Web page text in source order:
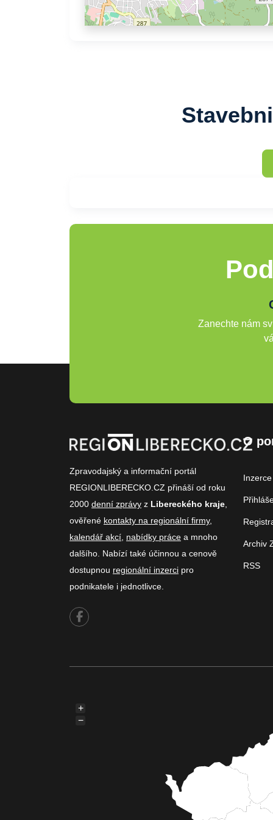
Zanechte nám
Zpravodajský a informační portál
REGIONLIBERECKO.CZ přináší od roku
2000 denní zprávy z Libereckého kraje
ověřené kontakty na regionální firmy,
kalendář akcí nabídky práce a mnoho
dalšího. Nabízí také účinnou a cenově
dostupnou regionální inzerci pro
podnikatele i jednotlivce.
O
Inzerce
Archiv
RSS
+
−